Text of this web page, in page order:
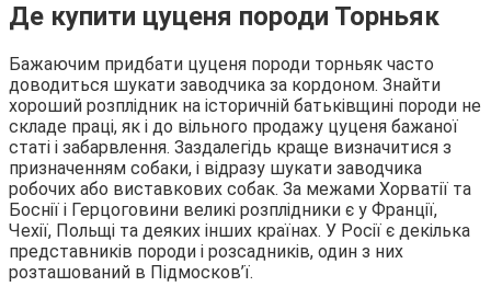
Де купити цуценя породи Торньяк
Бажаючим придбати цуценя породи торньяк часто
доводиться шукати заводчика за кордоном. Знайти
хороший розплідник на історичній батьківщині породи не
складе праці, як і до вільного продажу цуценя бажаної
статі і забарвлення. Заздалегідь краще визначитися з
призначенням собаки, і відразу шукати заводчика
робочих або виставкових собак. За межами Хорватії та
Боснії і Герцоговини великі розплідники є у Франції,
Чехії, Польщі та деяких інших країнах. У Росії є декілька
представників породи і розсадників, один з них
розташований в Підмосков’ї.